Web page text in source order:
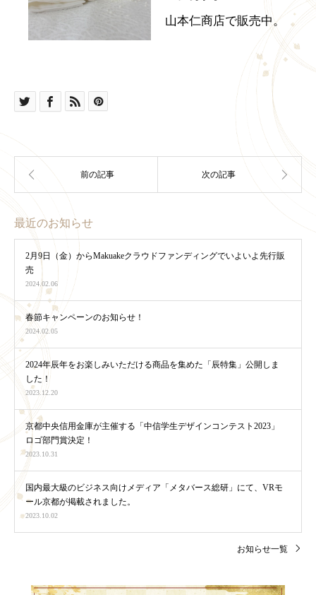
山本仁商店で販売中。
最近のお知らせ
2月9日（金）からMakuakeクラウドファンディングでいよいよ先行販
売
2024.02.06
春節キャンペーンのお知らせ！
2024.02.05
2024年辰年をお楽しみいただける商品を集めた「辰特集」公開しま
した！
2023.12.20
京都中央信用金庫が主催する「中信学生デザインコンテスト2023」
ロゴ部門賞決定！
2023.10.31
国内最大級のビジネス向けメディア「メタバース総研」にて、VRモ
ール京都が掲載されました。
2023.10.02
お知らせ一覧